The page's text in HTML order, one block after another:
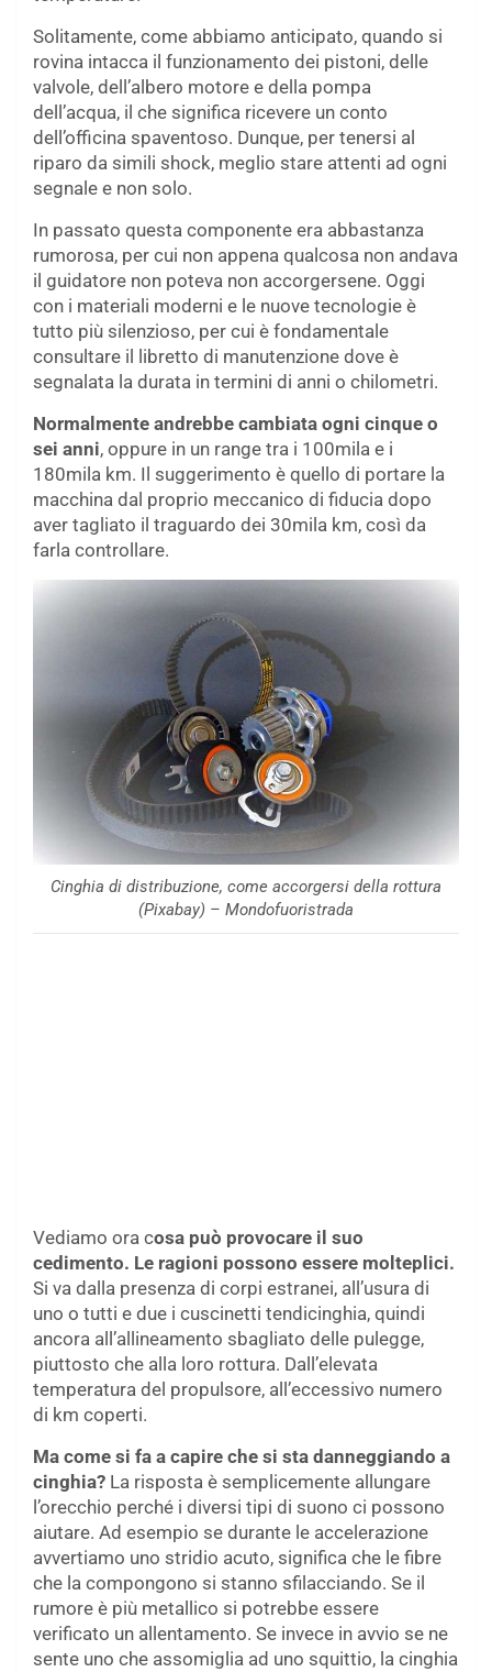
Solitamente, come abbiamo anticipato, quando si
rovina intacca il funzionamento dei pistoni, delle
valvole, dell’albero motore e della pompa
dell’acqua, il che significa ricevere un conto
dell’officina spaventoso. Dunque, per tenersi al
riparo da simili shock, meglio stare attenti ad ogni
segnale e non solo.
In passato questa componente era abbastanza
rumorosa, per cui non appena qualcosa non andava
il guidatore non poteva non accorgersene. Oggi
con i materiali moderni e le nuove tecnologie è
tutto più silenzioso, per cui è fondamentale
consultare il libretto di manutenzione dove è
segnalata la durata in termini di anni o chilometri.
Normalmente andrebbe cambiata ogni cinque o
sei anni, oppure in un range tra i 100mila e i
180mila km. Il suggerimento è quello di portare la
macchina dal proprio meccanico di fiducia dopo
aver tagliato il traguardo dei 30mila km, così da
farla controllare.
Cinghia di distribuzione, come accorgersi della rottura
(Pixabay) – Mondofuoristrada
Vediamo ora cosa può provocare il suo
cedimento. Le ragioni possono essere molteplici.
Si va dalla presenza di corpi estranei, all’usura di
uno o tutti e due i cuscinetti tendicinghia, quindi
ancora all’allineamento sbagliato delle pulegge,
piuttosto che alla loro rottura. Dall’elevata
temperatura del propulsore, all’eccessivo numero
di km coperti.
Ma come si fa a capire che si sta danneggiando a
cinghia? La risposta è semplicemente allungare
l’orecchio perché i diversi tipi di suono ci possono
aiutare. Ad esempio se durante le accelerazione
avvertiamo uno stridio acuto, significa che le fibre
che la compongono si stanno sfilacciando. Se il
rumore è più metallico si potrebbe essere
verificato un allentamento. Se invece in avvio se ne
sente uno che assomiglia ad uno squittio, la cinghia